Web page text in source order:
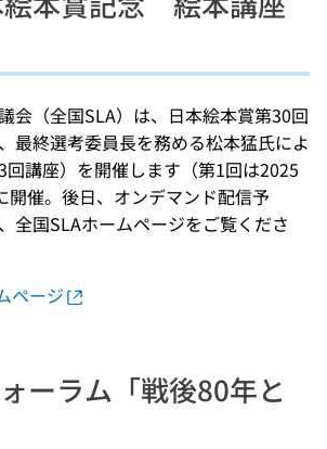
会（全国SLA）は、日本絵本賞第30回
最終選考委員長を務める松本猛氏によ
回講座）を開催します（第1回は2025
開催。後日、オンデマンド配信予
全国SLAホームページをご覧くださ
ページ
ーラム「戦後80年と